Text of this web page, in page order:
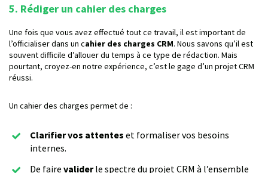
5. Rédiger un cahier des charges
Une fois que vous avez effectué tout ce travail, il est important de
l’officialiser dans un cahier des charges CRM. Nous savons qu’il est
souvent difficile d’allouer du temps à ce type de rédaction. Mais
pourtant, croyez-en notre expérience, c’est le gage d’un projet CRM
réussi.
Un cahier des charges permet de :
Clarifier vos attentes et formaliser vos besoins
internes.
De faire validerle spectre du projet CRM à l’ensemble